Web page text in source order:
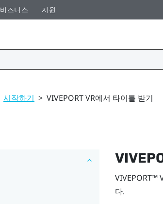
비즈니스 지원
시작하기 > VIVEPORT VR에서 타이틀 받기
VIVEPORT™
다.